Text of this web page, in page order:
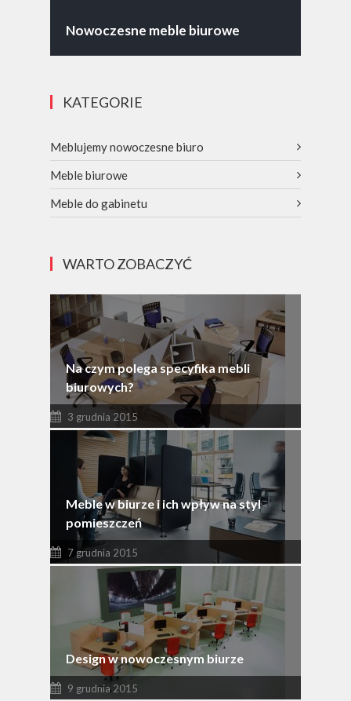
Nowoczesne meble biurowe
KATEGORIE
Meblujemy nowoczesne biuro
Meble biurowe
Meble do gabinetu
WARTO ZOBACZYĆ
Na czym polega specyfika mebli
biurowych?
3 grudnia 2015
Meble w biurze i ich wpływ na styl
pomieszczeń
7 grudnia 2015
Design w nowoczesnym biurze
9 grudnia 2015